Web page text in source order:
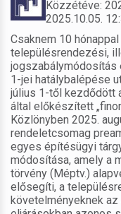
Közzétéve:
2025.10.05.
Csaknem 10
településrendezési,
jogszabálymódosítás
1-jei hatálybalépése
július 1-től kezdődött
által előkészített
Közlönyben 2025.
rendeletcsomag
egyes építésügyi
módosítása, amely a
törvény (Méptv.)
elősegíti, a
követelményeknek